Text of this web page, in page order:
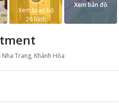
Trang, Khánh Hòa
Xem toàn bộ
26 hình
Xem bản đồ